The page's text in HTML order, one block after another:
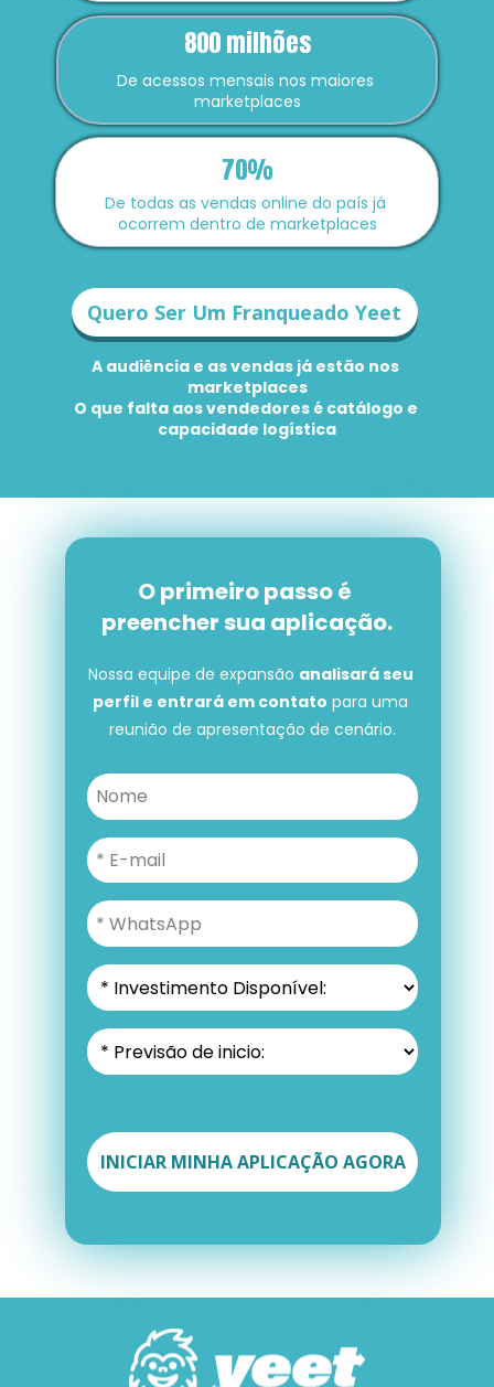
800 milhões
70%
De todas as vendas online do país já
ocorrem dentro de marketplaces
De acessos mensais nos maiores
marketplaces
A audiência e as vendas já estão nos
marketplaces
O que falta aos vendedores é catálogo e
capacidade logística
Quero Ser Um Franqueado Yeet
O primeiro passo é
preencher sua aplicação.
O primeiro passo é preencher
sua aplicação.
Nossa equipe de expansão analisará seu
perfil e entrará em contato para uma
reunião de apresentação de cenário.
INICIAR MINHA APLICAÇÃO AGORA